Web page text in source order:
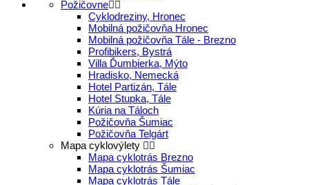
Požičovne
Cyklodreziny, Hronec
Mobilná požičovňa Hronec
Mobilná požičovňa Tále - Brezno
Profibikers, Bystrá
Villa Ďumbierka, Mýto
Hradisko, Nemecká
Hotel Partizán, Tále
Hotel Stupka, Tále
Kúria na Táloch
Požičovňa Šumiac
Požičovňa Telgárt
Mapa cyklovýlety
Mapa cyklotrás Brezno
Mapa cyklotrás Šumiac
Mapa cyklotrás Tále